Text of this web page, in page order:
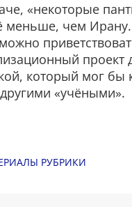
«некоторые
чем Ирану.
проект
который мог бы
«учёными».
РУБРИКИ